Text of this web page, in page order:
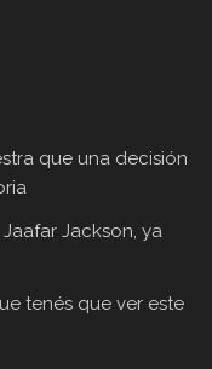
que una decisión
Jackson, ya
tenés que ver este